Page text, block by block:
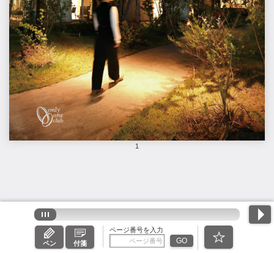
1
ペン 付箋
ページ番号を入力
GO